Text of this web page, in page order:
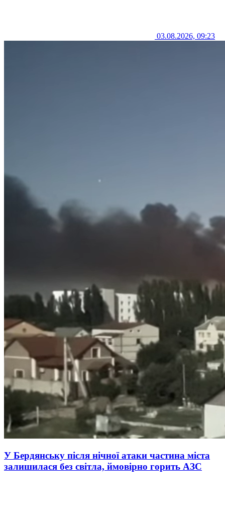
03.08.2026, 09:23
У Бердянську після нічної атаки частина міста
залишилася без світла, ймовірно горить АЗС